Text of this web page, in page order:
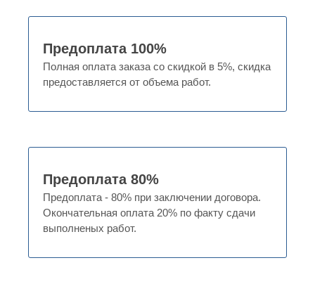
Предоплата 100%
Полная оплата заказа со скидкой в 5%, скидка
предоставляется от объема работ.
Предоплата 80%
Предоплата - 80% при заключении договора.
Окончательная оплата 20% по факту сдачи
выполненых работ.